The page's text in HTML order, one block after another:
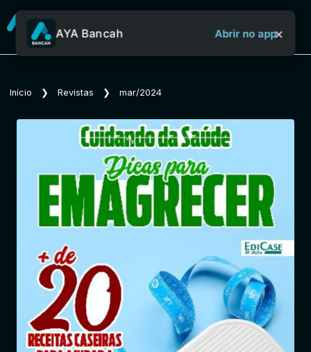
Sobre o Aya Bancah
Início
Revistas
Notícias
AYA Bancah Abrir no app×
Início ❯ Revistas ❯ mar/2024